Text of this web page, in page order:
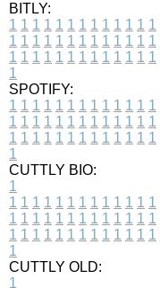
BITLY:
1 1 1 1 1 1 1 1 1 1 1 1 1
1 1 1 1 1 1 1 1 1 1 1 1 1
1 1 1 1 1 1 1 1 1 1 1 1 1
1
SPOTIFY:
1 1 1 1 1 1 1 1 1 1 1 1 1
1 1 1 1 1 1 1 1 1 1 1 1 1
1 1 1 1 1 1 1 1 1 1 1 1 1
1
CUTTLY BIO:
1
1 1 1 1 1 1 1 1 1 1 1 1 1
1 1 1 1 1 1 1 1 1 1 1 1 1
1 1 1 1 1 1 1 1 1 1 1 1 1
1
CUTTLY OLD:
1